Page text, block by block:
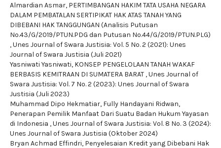
Almardian Asmar, PERTIMBANGAN HAKIM TATA USAHA NEGARA
DALAM PEMBATALAN SERTIPIKAT HAK ATAS TANAH YANG
DIBEBANI HAK TANGGUNGAN (Analisis Putusan
No.43/G/2019/PTUN.PDG dan Putusan No.44/G/2019/PTUN.PLG)
,Unes Journal of Swara Justisia: Vol. 5 No. 2 (2021): Unes
Journal of Swara Justisia (Juli 2021)
Yasniwati Yasniwati, KONSEP PENGELOLAAN TANAH WAKAF
BERBASIS KEMITRAAN DI SUMATERA BARAT ,Unes Journal of
Swara Justisia: Vol. 7 No. 2 (2023): Unes Journal of Swara
Justisia (Juli 2023)
Muhammad Dipo Hekmatiar, Fully Handayani Ridwan,
Penerapan Pemilik Manfaat Dari Suatu Badan Hukum Yayasan
di Indonesia ,Unes Journal of Swara Justisia: Vol. 8 No. 3 (2024):
Unes Journal of Swara Justisia (Oktober 2024)
Bryan Achmad Effindri, Penyelesaian Kredit yang Dibebani Hak